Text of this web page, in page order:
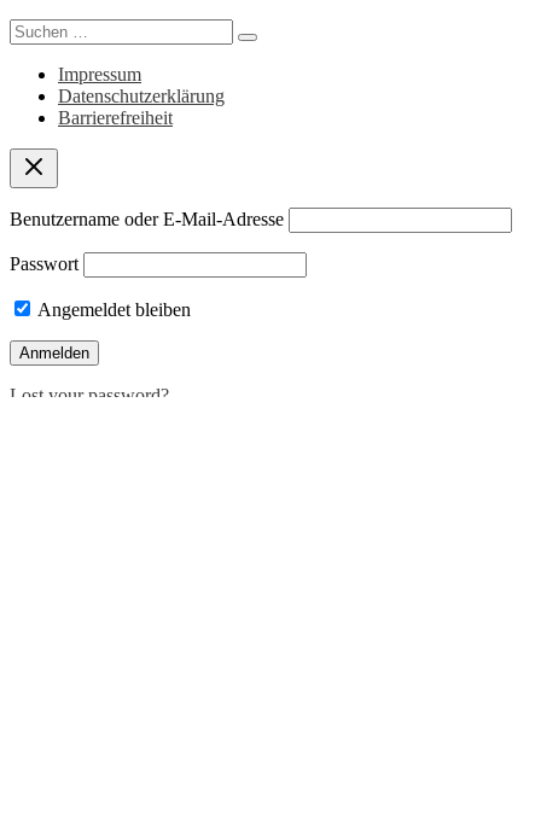
Search
for:
Impressum
Datenschutzerklärung
Barrierefreiheit
Benutzername oder E-Mail-Adresse
Passwort
Angemeldet bleiben
Lost your password?